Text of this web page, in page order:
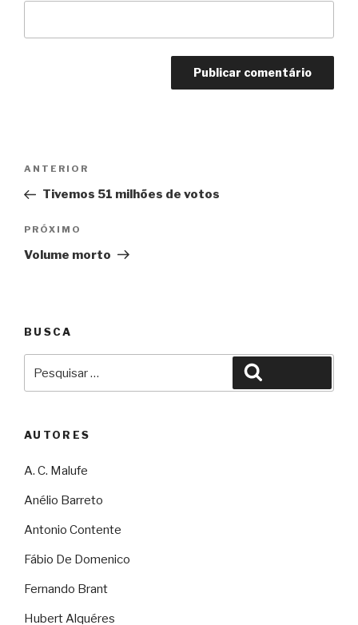
Post
Anterior
ANTERIOR
Tivemos 51 milhões de votos
Próximo
PRÓXIMO
Volume morto
BUSCA
por:
AUTORES
A. C. Malufe
Anélio Barreto
Antonio Contente
Fábio De Domenico
Fernando Brant
Hubert Alquéres